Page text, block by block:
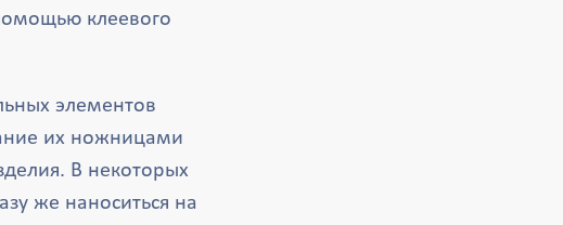
клеевого
элементов
их ножницами
В некоторых
же наноситься на